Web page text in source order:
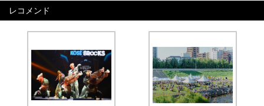
レコメンド